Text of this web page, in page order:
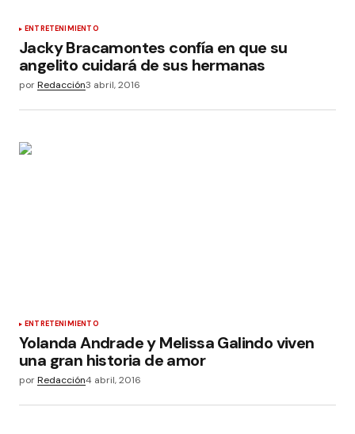
ENTRETENIMIENTO
Jacky Bracamontes confía en que su
angelito cuidará de sus hermanas
porRedacción3 abril, 2016
ENTRETENIMIENTO
Yolanda Andrade y Melissa Galindo viven
una gran historia de amor
porRedacción4 abril, 2016